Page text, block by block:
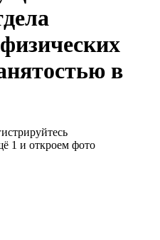
в
1 и откроем фото